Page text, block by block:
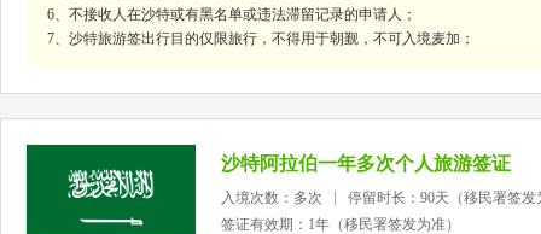
6、不接收人在沙特或有黑名单或违法滞留记录的申请人；
7、沙特旅游签出行目的仅限旅行，不得用于朝觐，不可入境麦加；
沙特阿拉伯一年多次个人旅游签证
入境次数：多次
停留时长：90天（移民署签发
签证有效期：1年（移民署签发为准）